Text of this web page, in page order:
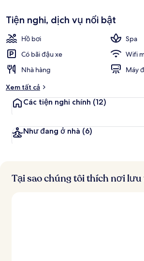
Tiện nghi, dịch vụ nổi bật
Hồ bơi
Spa
Có bãi đậu xe
Wifi
Nhà hàng
Máy
Xem tất cả
Các tiện nghi chính (12)
Như đang ở nhà (6)
Tại sao chúng tôi thích nơi